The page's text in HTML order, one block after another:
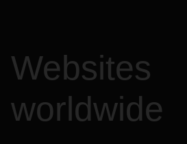
Websites
worldwide